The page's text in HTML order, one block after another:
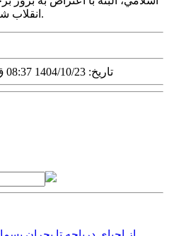
انقلاب شکوهمند اسلامي گام برمي دارند.
تاریخ: 1404/10/23 08:37 ق.ظ |